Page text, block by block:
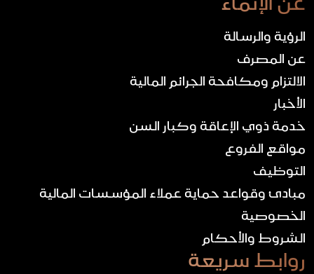
الرؤية والرسالة
عن المصرف
الالتزام ومكافحة الجرائم المالية
الأخبار
خدمة ذوي الإعاقة وكبار السن
مواقع الفروع
التوظيف
مبادئ وقواعد حماية عملاء المؤسسات المالية
الخصوصية
الشروط والأحكام
روابط سريعة